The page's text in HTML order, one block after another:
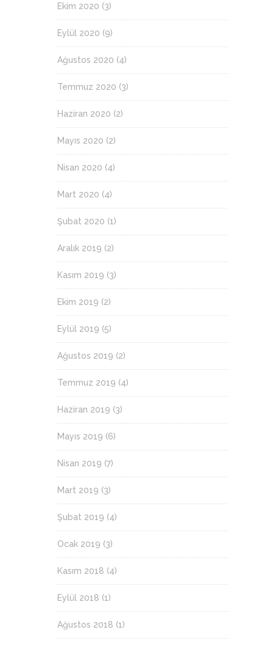
Ekim 2020 (3)
Eylül 2020 (9)
Ağustos 2020 (4)
Temmuz 2020 (3)
Haziran 2020 (2)
Mayıs 2020 (2)
Nisan 2020 (4)
Mart 2020 (4)
Şubat 2020 (1)
Aralık 2019 (2)
Kasım 2019 (3)
Ekim 2019 (2)
Eylül 2019 (5)
Ağustos 2019 (2)
Temmuz 2019 (4)
Haziran 2019 (3)
Mayıs 2019 (6)
Nisan 2019 (7)
Mart 2019 (3)
Şubat 2019 (4)
Ocak 2019 (3)
Kasım 2018 (4)
Eylül 2018 (1)
Ağustos 2018 (1)